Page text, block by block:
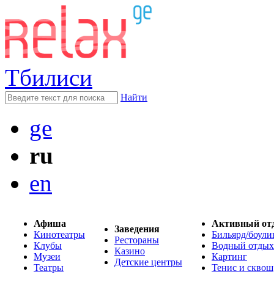
Тбилиси
Найти
ge
ru
en
Афиша
Кинотеатры
Клубы
Музеи
Театры
Заведения
Рестораны
Казино
Детские центры
Активный
Бильярд/
Водный отдых
Картинг
Тенис и сквош